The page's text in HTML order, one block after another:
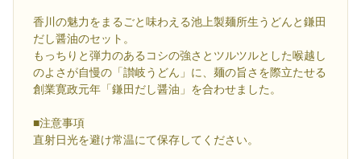
香川の魅力をまるごと味わえる池上製麺所生うどんと鎌田
だし醤油のセット。
もっちりと弾力のあるコシの強さとツルツルとした喉越し
のよさが自慢の「讃岐うどん」に、麺の旨さを際立たせる
創業寛政元年「鎌田だし醤油」を合わせました。
■注意事項
直射日光を避け常温にて保存してください。